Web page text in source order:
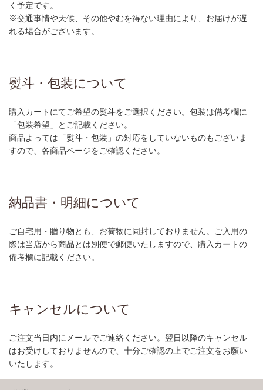
く予定です。
※交通事情や天候、その他やむを得ない理由により、お届けが遅
れる場合がございます。
熨斗・包装について
購入カートにてご希望の熨斗をご選択ください。包装は備考欄に
「包装希望」とご記載ください。
商品よっては「熨斗・包装」の対応をしていないものもございま
すので、各商品ページをご確認ください。
納品書・明細について
ご自宅用・贈り物とも、お荷物に同封しておりません。ご入用の
際は当店から商品とは別便で郵便いたしますので、購入カートの
備考欄に記載ください。
キャンセルについて
ご注文当日内にメールでご連絡ください。翌日以降のキャンセル
はお受けしておりませんので、十分ご確認の上でご注文をお願い
いたします。